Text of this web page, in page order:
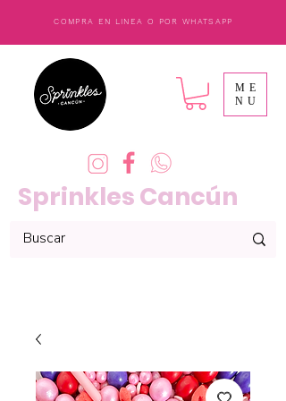
COMPRA EN LINEA O POR WHATSAPP
Sprinkles Cancún
ME
NU